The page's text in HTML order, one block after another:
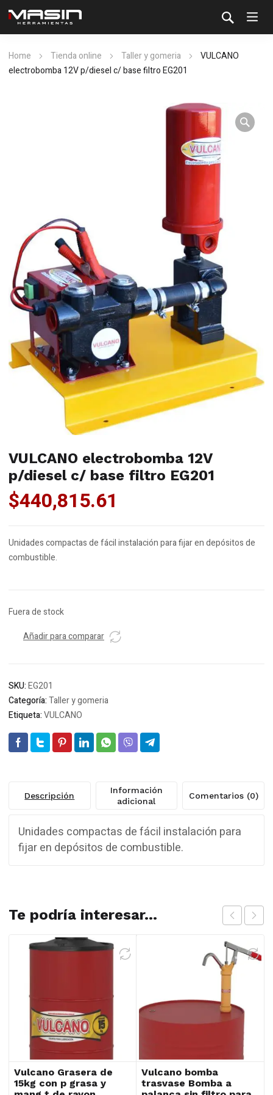
Home Tienda online Taller y gomeria
VULCANO
electrobomba 12V p/diesel c/ base filtro EG201
VULCANO electrobomba 12V
p/diesel c/ base filtro EG201
$440,815.61
Unidades compactas de fácil instalación para fijar en depósitos de
combustible.
Fuera de stock
Añadir para comparar
SKU:EG201
Categoría:Taller y gomeria
Etiqueta:VULCANO
Descripción
Información
adicional
Comentarios (0)
Unidades compactas de fácil instalación para
fijar en depósitos de combustible.
Te podría interesar...
Vulcano Grasera de
15kg con p grasa y
Vulcano bomba
trasvase Bomba a